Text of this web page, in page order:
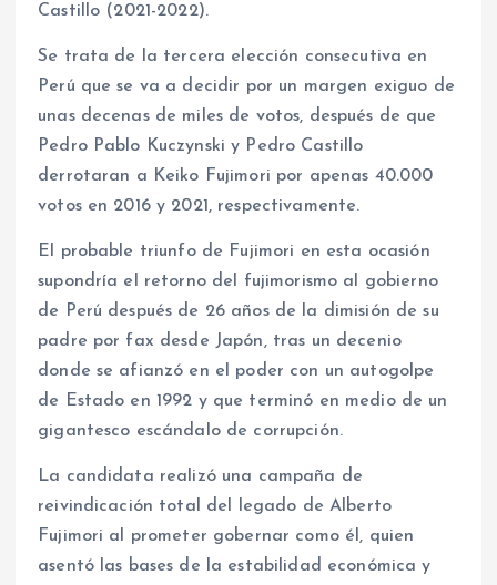
Castillo (2021-2022).
Se trata de la tercera elección consecutiva en
Perú que se va a decidir por un margen exiguo de
unas decenas de miles de votos, después de que
Pedro Pablo Kuczynski y Pedro Castillo
derrotaran a Keiko Fujimori por apenas 40.000
votos en 2016 y 2021, respectivamente.
El probable triunfo de Fujimori en esta ocasión
supondría el retorno del fujimorismo al gobierno
de Perú después de 26 años de la dimisión de su
padre por fax desde Japón, tras un decenio
donde se afianzó en el poder con un autogolpe
de Estado en 1992 y que terminó en medio de un
gigantesco escándalo de corrupción.
La candidata realizó una campaña de
reivindicación total del legado de Alberto
Fujimori al prometer gobernar como él, quien
asentó las bases de la estabilidad económica y